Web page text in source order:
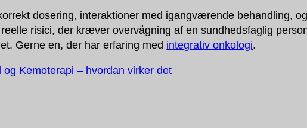
dosering, interaktioner med igangværende behandling,
risici, der kræver overvågning af en sundhedsfaglig
Gerne en, der har erfaring med integrativ onkologi.
og Kemoterapi – hvordan virker det